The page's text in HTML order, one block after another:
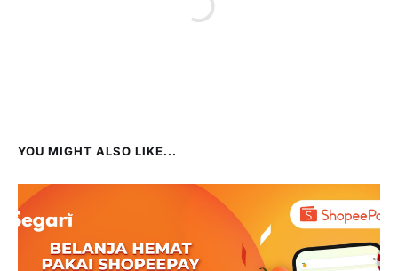
YOU MIGHT ALSO LIKE...